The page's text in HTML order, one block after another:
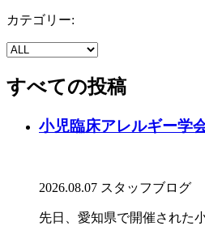
カテゴリー:
すべての投稿
小児臨床アレルギー学
2026.08.07 スタッフブログ
先日、愛知県で開催された